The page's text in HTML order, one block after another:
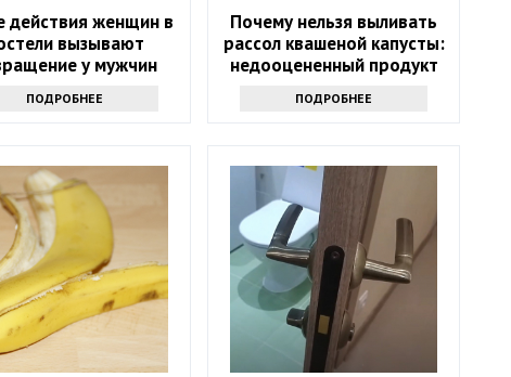
действия женщин в
вызывают
у мужчин
ПОДРОБНЕЕ
Почему нельзя выливать
рассол квашеной капусты:
недооцененный продукт
ПОДРОБНЕЕ